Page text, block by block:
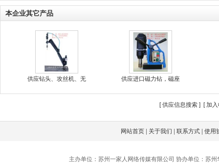
本企业其它产品
供应钻头、攻丝机、无 供应进口磁力钻，磁座
[供应信息搜索 ] [加
网站首页 关于我们 |联系方式 |使用
主办单位：苏州一家人网络传媒有限公司 协办单位：苏